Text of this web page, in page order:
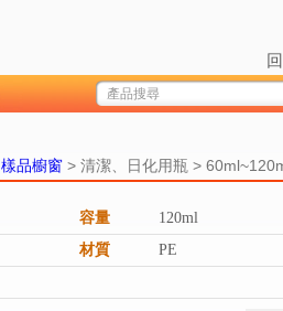
樣品櫥窗> 清潔、日化用瓶 >
容量
120ml
材質
PE